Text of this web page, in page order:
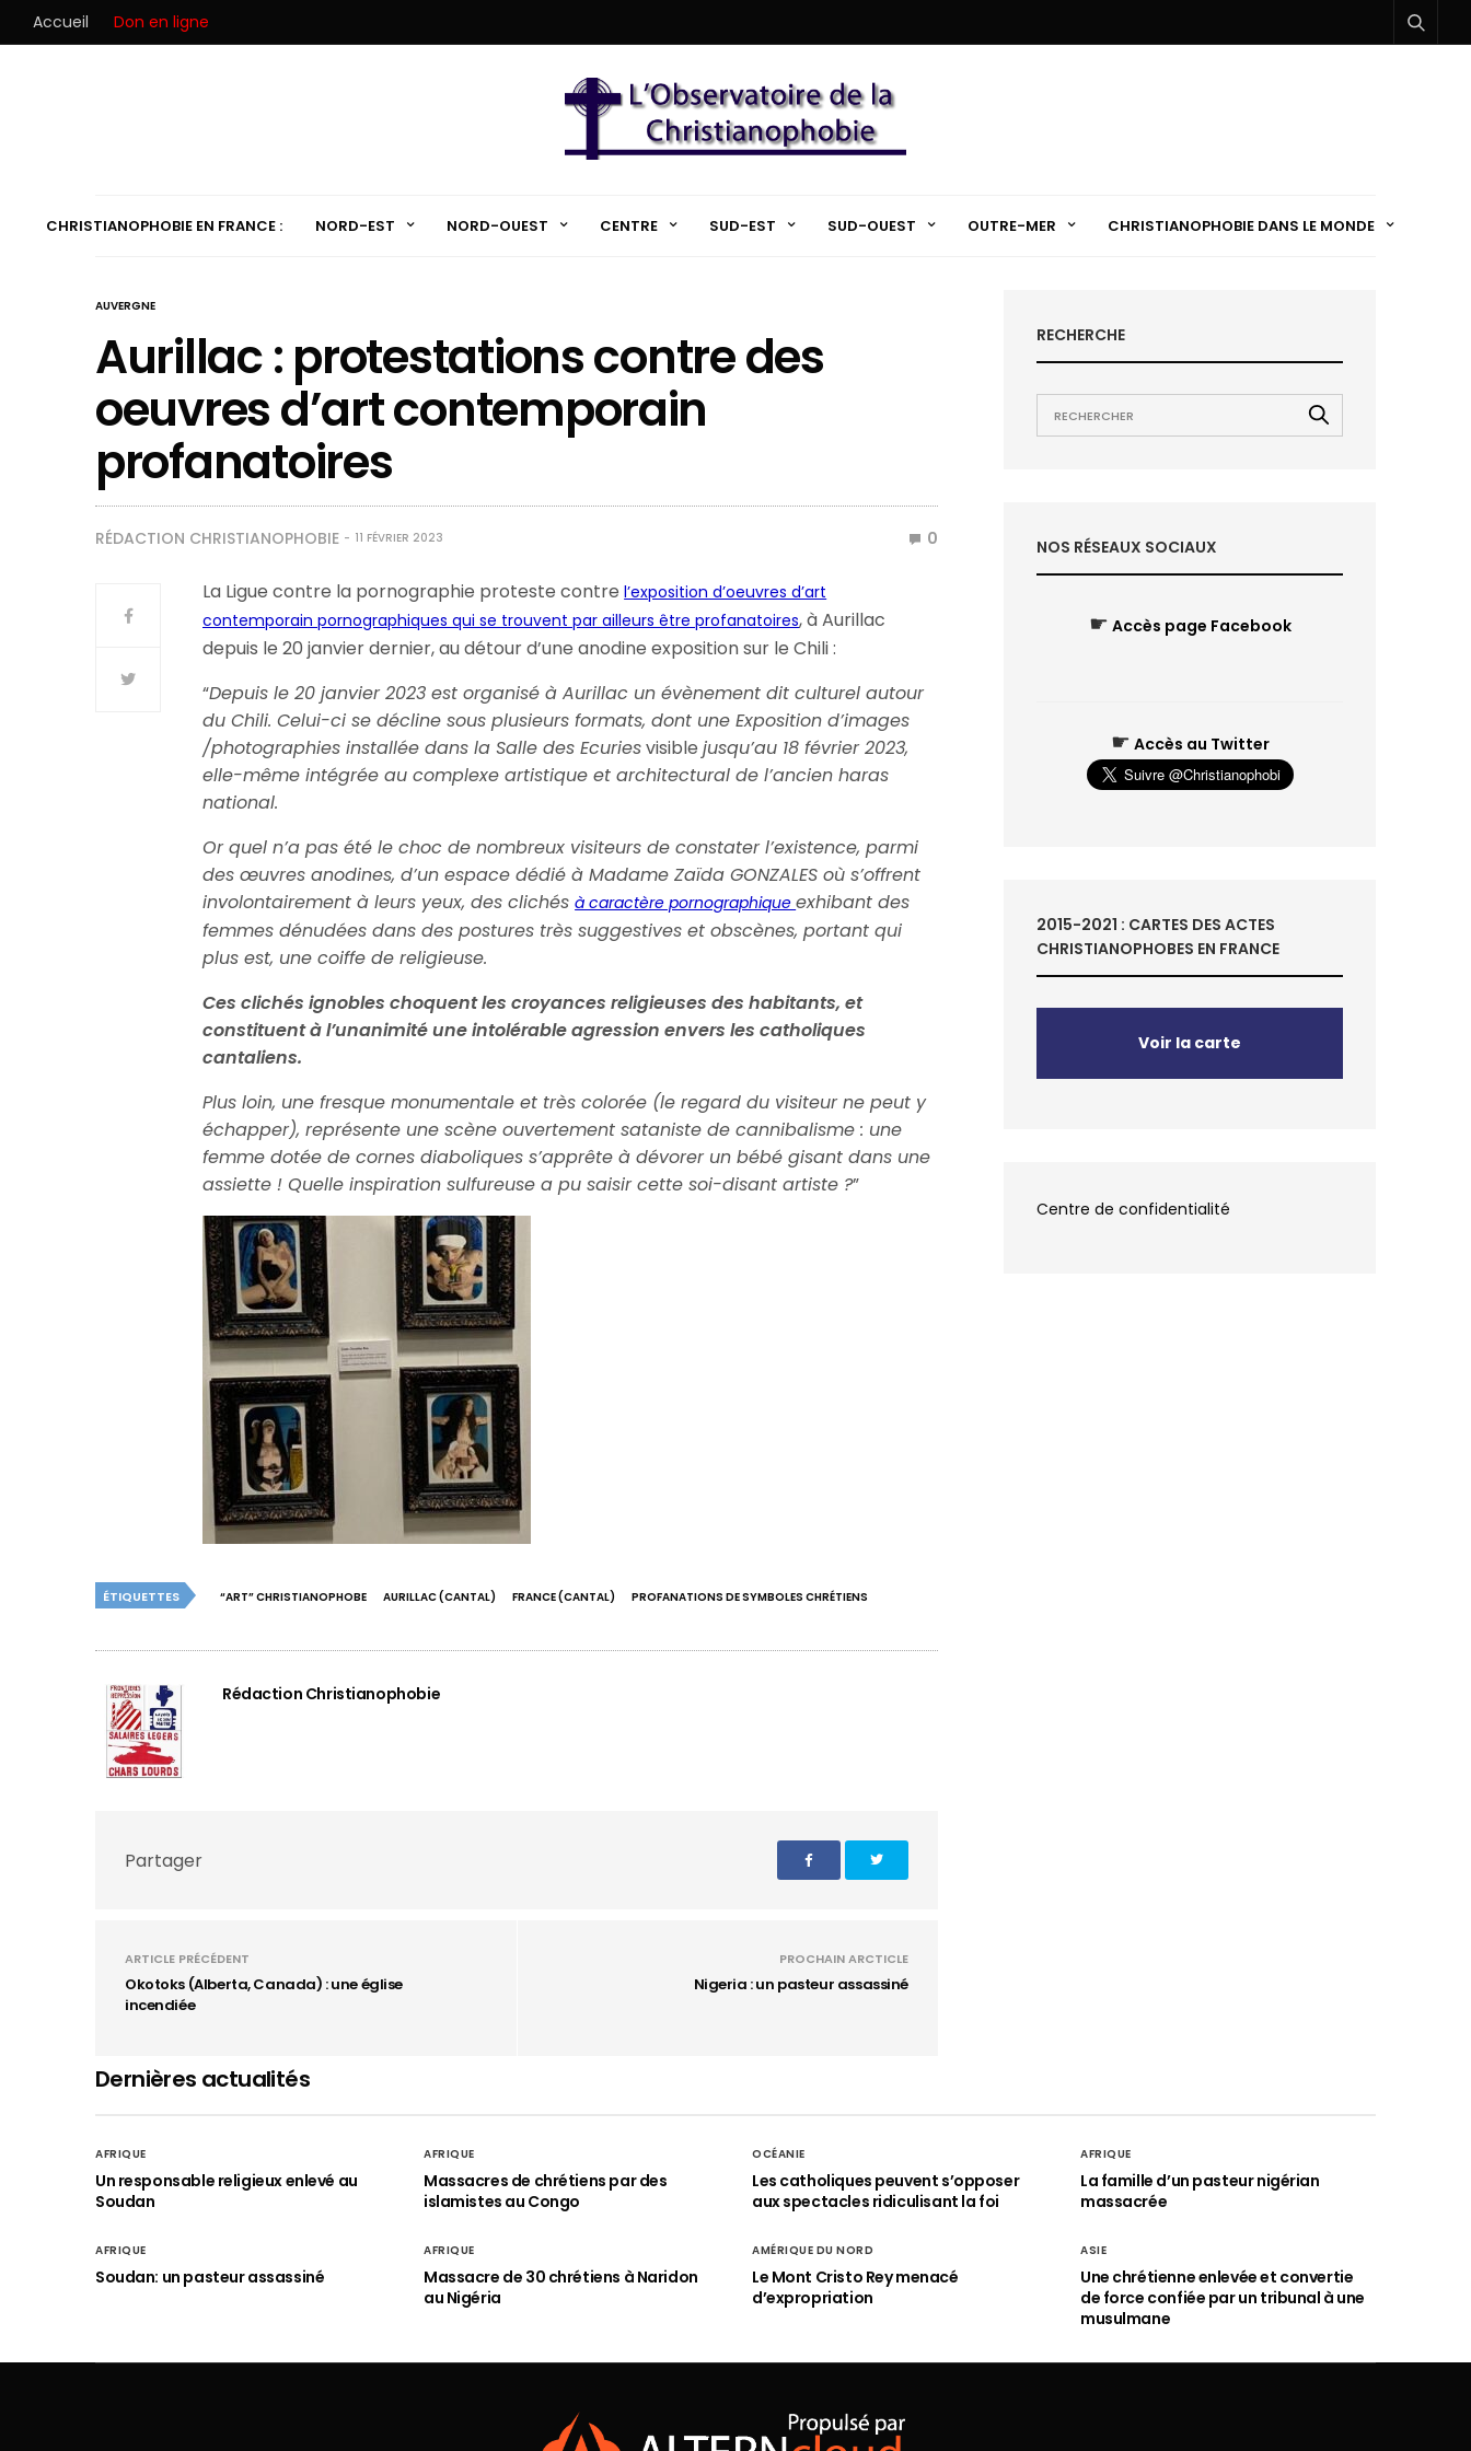
Accueil Don en ligne
CHRISTIANOPHOBIE EN FRANCE : NORD-EST NORD-OUEST CENTRE SUD-EST SUD-OUEST OUTRE-MER CHRISTIANOPHOBIE DANS LE MONDE
AUVERGNE
Aurillac : protestations contre des
oeuvres d’art contemporain
profanatoires
RÉDACTION CHRISTIANOPHOBIE 11 FÉVRIER 2023 0
La Ligue contre la pornographie proteste contrel’exposition d’oeuvres d’art
contemporain pornographiques qui se trouvent par ailleurs être profanatoires, à Aurillac
depuis le 20 janvier dernier, au détour d’une anodine exposition sur le Chili :
“Depuis le 20 janvier 2023 est organisé à Aurillac un évènement dit culturel autour
du Chili. Celui-ci se décline sous plusieurs formats, dont une Exposition d’images
/photographies installée dans la Salle des Ecuriesvisiblejusqu’au 18 février 2023,
elle-même intégrée au complexe artistique et architectural de l’ancien haras
national.
Or quel n’a pas été le choc de nombreux visiteurs de constater l’existence, parmi
des œuvres anodines, d’un espace dédié à Madame Zaïda GONZALES où s’offrent
involontairement à leurs yeux, des clichésà caractère pornographiqueexhibant des
femmes dénudées dans des postures très suggestives et obscènes, portant qui
plus est, une coiffe de religieuse.
Ces clichés ignobles choquent les croyances religieuses des habitants, et
constituent à l’unanimité une intolérable agression envers les catholiques
cantaliens.
Plus loin, une fresque monumentale et très colorée (le regard du visiteur ne peut y
échapper), représente une scène ouvertement sataniste de cannibalisme : une
femme dotée de cornes diaboliques s’apprête à dévorer un bébé gisant dans une
assiette ! Quelle inspiration sulfureuse a pu saisir cette soi-disant artiste ?”
ÉTIQUETTES “ART” CHRISTIANOPHOBE AURILLAC (CANTAL) FRANCE (CANTAL) PROFANATIONS DE SYMBOLES CHRÉTIENS
Rédaction Christianophobie
Partager
ARTICLE PRÉCÉDENT
Okotoks (Alberta, Canada) : une église
incendiée
PROCHAIN ARCTICLE
Nigeria : un pasteur assassiné
RECHERCHE
NOS RÉSEAUX SOCIAUX
☛ Accès page Facebook
☛ Accès au Twitter
2015-2021 : CARTES DES ACTES
CHRISTIANOPHOBES EN FRANCE
Voir la carte
Centre de confidentialité
Dernières actualités
AFRIQUE
Un responsable religieux enlevé au
Soudan
AFRIQUE
Massacres de chrétiens par des
islamistes au Congo
OCÉANIE
Les catholiques peuvent s’opposer
aux spectacles ridiculisant la foi
AFRIQUE
La famille d’un pasteur nigérian
massacrée
AFRIQUE
Soudan: un pasteur assassiné
AFRIQUE
Massacre de 30 chrétiens à Naridon
au Nigéria
AMÉRIQUE DU NORD
Le Mont Cristo Rey menacé
d’expropriation
ASIE
Une chrétienne enlevée et convertie
de force confiée par un tribunal à une
musulmane